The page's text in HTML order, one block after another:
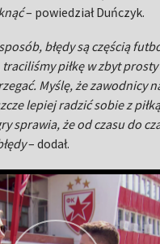
– powiedział Duńczyk.
błędy są częścią
traciliśmy piłkę w zbyt
Myślę, że zawodnicy
lepiej radzić sobie z
sprawia, że od czasu do
– dodał.